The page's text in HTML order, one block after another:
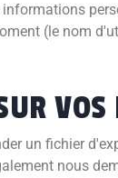
(le nom
VOS
un fichier
nous